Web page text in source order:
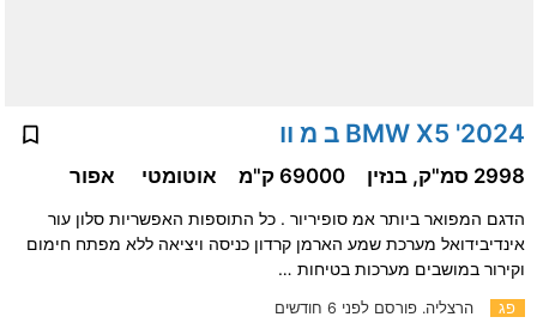
2024' BMW X5 ב מ וו
פג הרצליה.פורסם לפני 6 חודשים
2998 סמ"ק, בנזין 69000 ק"מ אוטומטי אפור
הדגם המפואר ביותר אמ סופיריור . כל התוספות האפשריות סלון עור
אינדיבידואל מערכת שמע הארמן קרדון כניסה ויציאה ללא מפתח חימום
וקירור במושבים מערכות בטיחות …